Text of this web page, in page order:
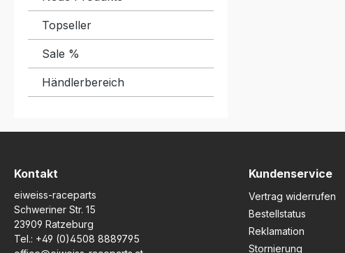
Topseller
Sale %
Händlerbereich
Kontakt
eiweiss-raceparts
Schweriner Str. 15
23909 Ratzeburg
Tel.: +49 (0)4508 8889795
Kundenservice
Vertrag widerrufen
Bestellstatus
Reklamation
Stornierung